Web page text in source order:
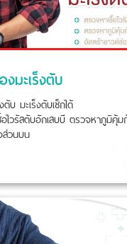
มะเร็งตับ
บ มะเร็งตับเช็กได้
ไวรัสตับอักเสบบี ตรวจหาภูมิคุ้ม
วนบน